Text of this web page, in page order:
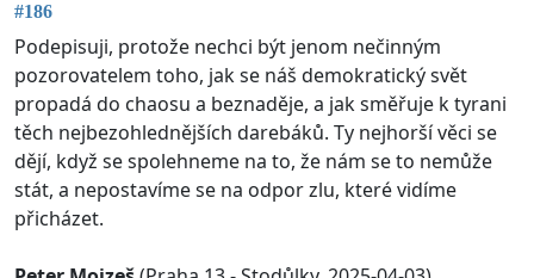
#186
Podepisuji, protože nechci být jenom nečinným
pozorovatelem toho, jak se náš demokratický svět
propadá do chaosu a beznaděje, a jak směřuje k tyrani
těch nejbezohlednějších darebáků. Ty nejhorší věci se
dějí, když se spolehneme na to, že nám se to nemůže
stát, a nepostavíme se na odpor zlu, které vidíme
přicházet.